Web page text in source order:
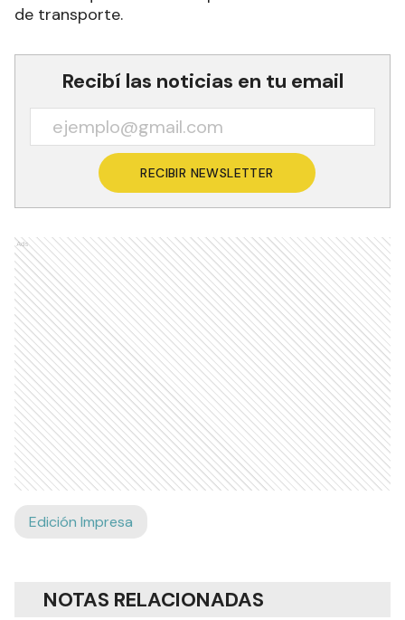
de transporte.
Recibí las noticias en tu email
RECIBIR NEWSLETTER
Ads
Edición Impresa
NOTAS RELACIONADAS